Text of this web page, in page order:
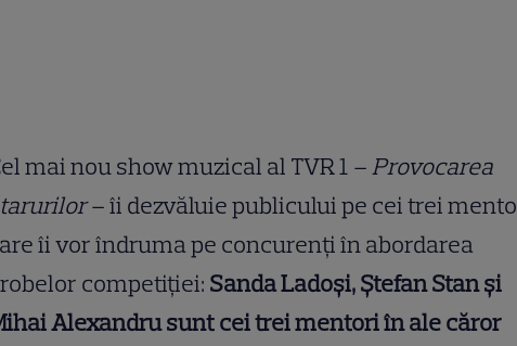
mai nou show muzical al TVR 1 –Provocarea
– îi dezvăluie publicului pe cei trei
îi vor îndruma pe concurenţi în abordarea
competiţiei: Sanda Ladoşi, Ştefan Stan şi
Alexandru sunt cei trei mentori în ale căror